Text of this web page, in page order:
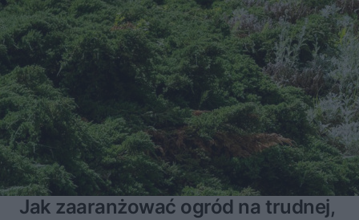
Jak zaaranżować ogród na trudnej,